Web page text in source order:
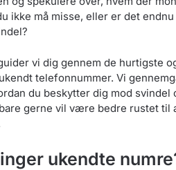
ikke må misse, eller er det
vi dig gennem de hurtigste
telefonnummer. Vi
du beskytter dig mod
gerne vil være bedre rustet til
ukendte